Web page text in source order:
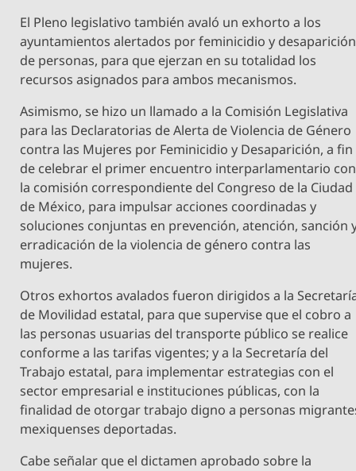
El Pleno legislativo también avaló un exhorto a los
ayuntamientos alertados por feminicidio y desaparición
de personas, para que ejerzan en su totalidad los
recursos asignados para ambos mecanismos.
Asimismo, se hizo un llamado a la Comisión Legislativa
para las Declaratorias de Alerta de Violencia de Género
contra las Mujeres por Feminicidio y Desaparición, a fin
de celebrar el primer encuentro interparlamentario con
la comisión correspondiente del Congreso de la Ciudad
de México, para impulsar acciones coordinadas y
soluciones conjuntas en prevención, atención, sanción
erradicación de la violencia de género contra las
mujeres.
Otros exhortos avalados fueron dirigidos a la
de Movilidad estatal, para que supervise que el cobro a
las personas usuarias del transporte público se realice
conforme a las tarifas vigentes; y a la Secretaría del
Trabajo estatal, para implementar estrategias con el
sector empresarial e instituciones públicas, con la
finalidad de otorgar trabajo digno a personas
mexiquenses deportadas.
Cabe señalar que el dictamen aprobado sobre la